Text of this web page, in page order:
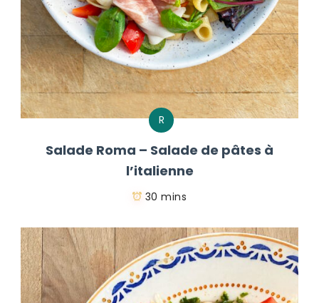
R
Salade Roma – Salade de pâtes à
l’italienne
30 mins